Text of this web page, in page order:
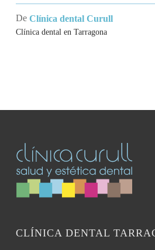
ronquidos?
De Clínica dental Curull
Clínica dental en Tarragona
CLÍNICA DENTAL